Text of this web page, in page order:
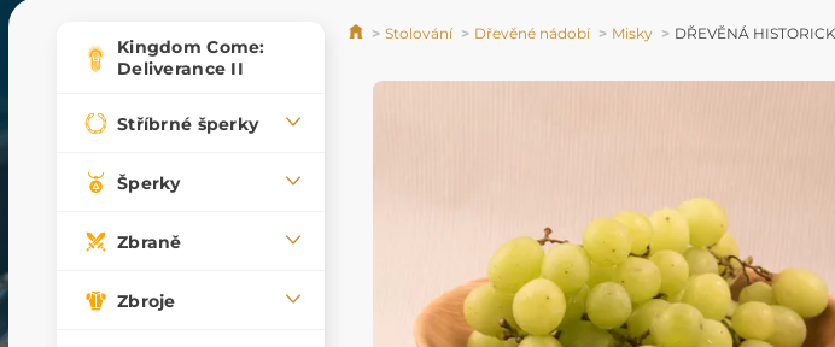
Kingdom Come:
Deliverance II
Stříbrné šperky
Šperky
Zbraně
Zbroje
Stolování Dřevěné nádobí Misky DŘEVĚNÁ